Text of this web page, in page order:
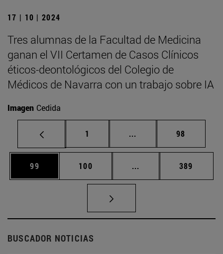
17 | 10 | 2024
Tres alumnas de la Facultad de Medicina
ganan el VII Certamen de Casos Clínicos
éticos-deontológicos del Colegio de
Médicos de Navarra con un trabajo sobre IA
Imagen Cedida
Página
1 ... Páginas intermedias
Página
98
Página
99 Página
100 ... Páginas intermedias
Página
389
BUSCADOR NOTICIAS